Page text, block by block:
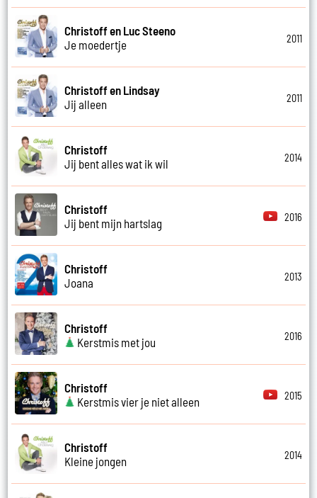
Christoff en Luc Steeno
Je moedertje
2011
Christoff en Lindsay
Jij alleen
2011
Christoff
Jij bent alles wat ik wil
2014
Christoff
Jij bent mijn hartslag
2016
Christoff
Joana
2013
Christoff
Kerstmis met jou
2016
Christoff
Kerstmis vier je niet alleen
2015
Christoff
Kleine jongen
2014